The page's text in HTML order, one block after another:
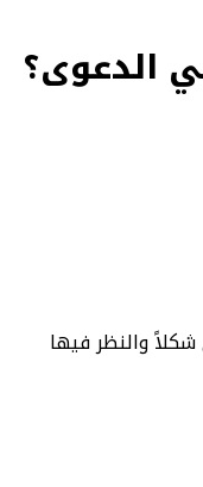
الدعوى؟
والنظر فيها